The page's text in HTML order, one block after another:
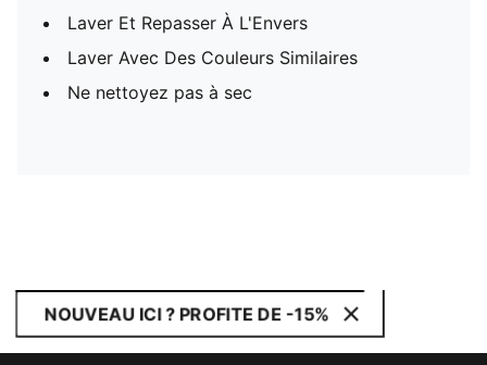
Laver Et Repasser À L'Envers
Laver Avec Des Couleurs Similaires
Ne nettoyez pas à sec
NOUVEAU ICI ? PROFITE DE -15%